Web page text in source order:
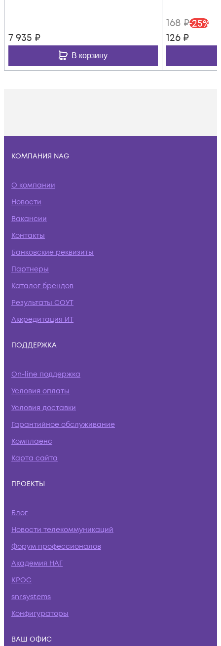
7 935 ₽
В корзину
168 ₽-25%
126 ₽
КОМПАНИЯ NAG
О компании
Новости
Вакансии
Контакты
Банковские реквизиты
Партнеры
Каталог брендов
Результаты СОУТ
Аккредитация ИТ
ПОДДЕРЖКА
On-line поддержка
Условия оплаты
Условия доставки
Гарантийное обслуживание
Комплаенс
Карта сайта
ПРОЕКТЫ
Блог
Новости телекоммуникаций
Форум профессионалов
Академия НАГ
КРОС
snr.systems
Конфигураторы
ВАШ ОФИС